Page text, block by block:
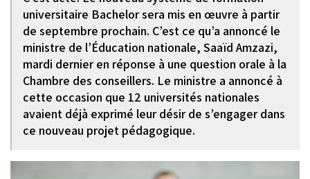
universitaire Bachelor sera mis en œuvre à partir
de septembre prochain. C’est ce qu’a annoncé le
ministre de l’Éducation nationale, Saaïd Amzazi,
mardi dernier en réponse à une question orale à la
Chambre des conseillers. Le ministre a annoncé à
cette occasion que 12 universités nationales
avaient déjà exprimé leur désir de s’engager dans
ce nouveau projet pédagogique.